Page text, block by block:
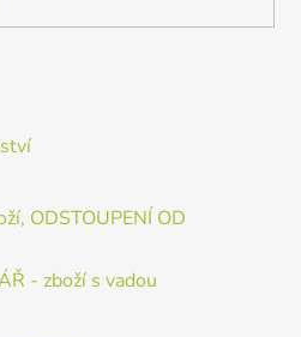
ODSTOUPENÍ OD
- zboží s vadou